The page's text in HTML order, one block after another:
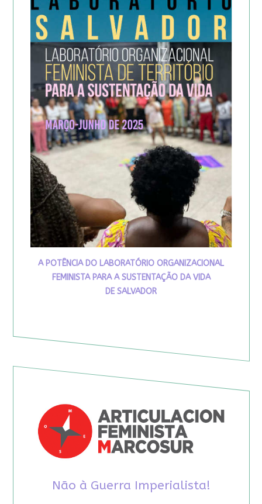
A POTÊNCIA DO LABORATÓRIO ORGANIZACIONAL
FEMINISTA PARA A SUSTENTAÇÃO DA VIDA
DE SALVADOR
Não à Guerra Imperialista!